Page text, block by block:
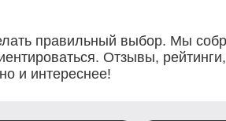
правильный выбор. Мы
Отзывы,
и интереснее!